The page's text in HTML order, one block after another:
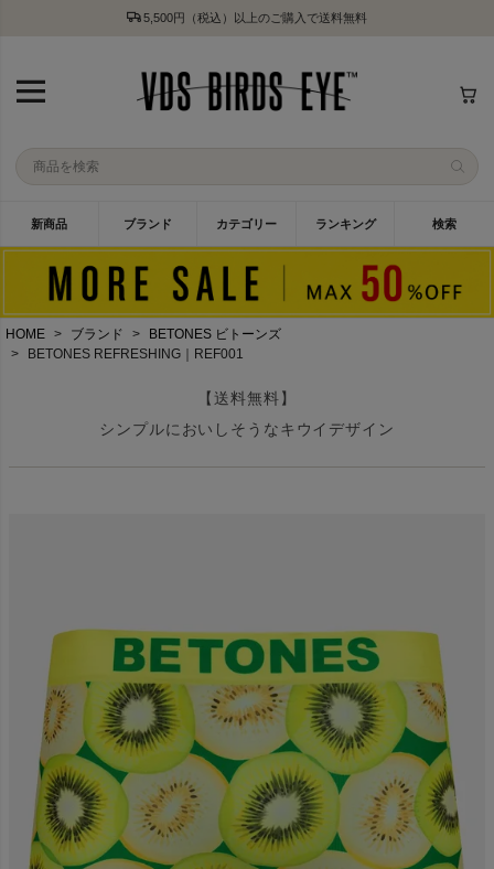
5,500円（税込）以上のご購入で送料無料
新商品 ブランド カテゴリー ランキング 検索
HOME ブランド
BETONES ビトーンズ
BETONES REFRESHING｜REF001
【送料無料】
シンプルにおいしそうなキウイデザイン